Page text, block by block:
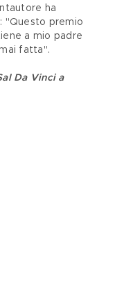
ha
"Questo premio
a mio padre
fatta".
Da Vinci a